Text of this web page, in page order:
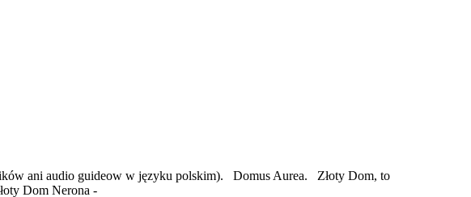
ani audio guideow w języku polskim). Domus Aurea. Złoty Dom, to
Dom Nerona -